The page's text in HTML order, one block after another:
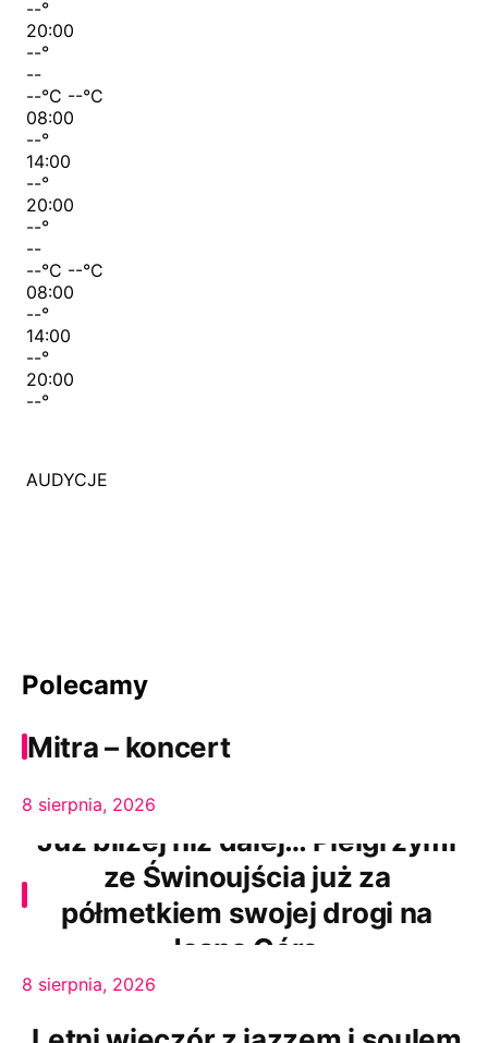
--°
20:00
--°
--
--°C --°C
08:00
--°
14:00
--°
20:00
--°
--
--°C --°C
08:00
--°
14:00
--°
20:00
--°
AUDYCJE
Polecamy
Mitra – koncert
8 sierpnia, 2026
Już bliżej niż dalej… Pielgrzymi
ze Świnoujścia już za
półmetkiem swojej drogi na
Jasną Górę.
8 sierpnia, 2026